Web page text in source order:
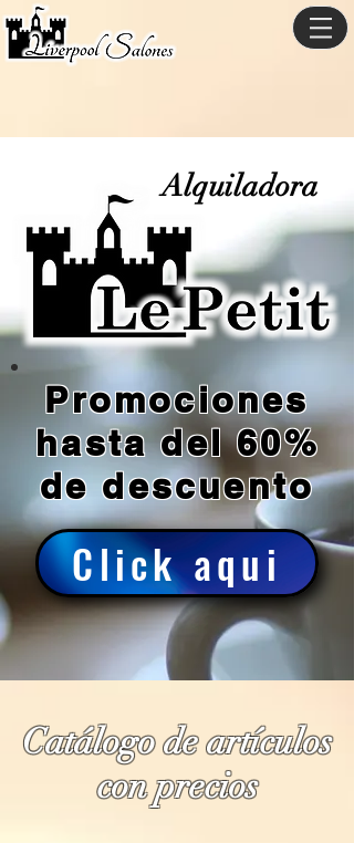
Alquiladora
Promociones
hasta del 60%
de descuento
Click aqui
Catálogo de artículos
con precios